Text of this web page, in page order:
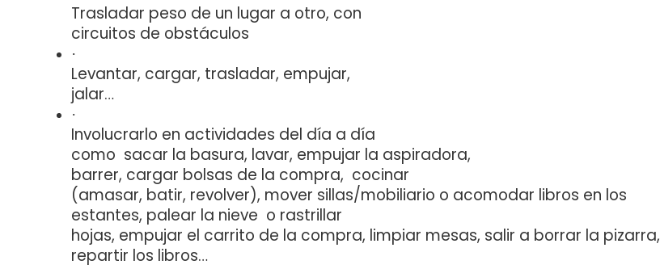
Trasladar peso de un lugar a otro, con
circuitos de obstáculos
·
Levantar, cargar, trasladar, empujar,
jalar…
·
Involucrarlo en actividades del día a día
como sacar la basura, lavar, empujar la aspiradora,
barrer, cargar bolsas de la compra, cocinar
(amasar, batir, revolver), mover sillas/mobiliario o acomodar libros en los
estantes, palear la nieve o rastrillar
hojas, empujar el carrito de la compra, limpiar mesas, salir a borrar la pizarra,
repartir los libros…